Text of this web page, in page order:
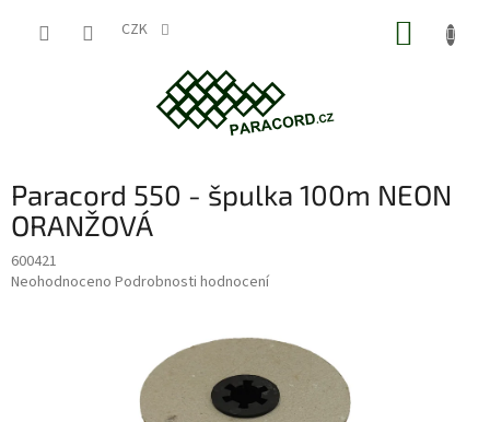
CZK
Paracord 550 - špulka 100m NEON
ORANŽOVÁ
600421
Průměrné
Neohodnoceno Podrobnosti hodnocení